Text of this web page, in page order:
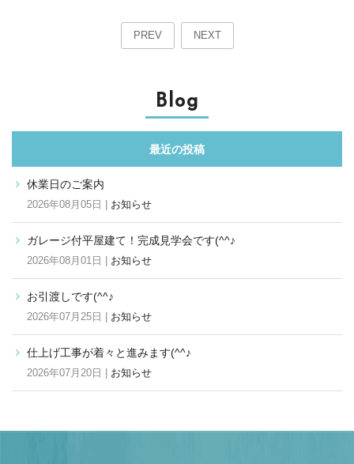
PREV NEXT
Blog
最近の投稿
休業日のご案内
2026年08月05日 | お知らせ
ガレージ付平屋建て！完成見学会です(^^♪
2026年08月01日 | お知らせ
お引渡しです(^^♪
2026年07月25日 | お知らせ
仕上げ工事が着々と進みます(^^♪
2026年07月20日 | お知らせ